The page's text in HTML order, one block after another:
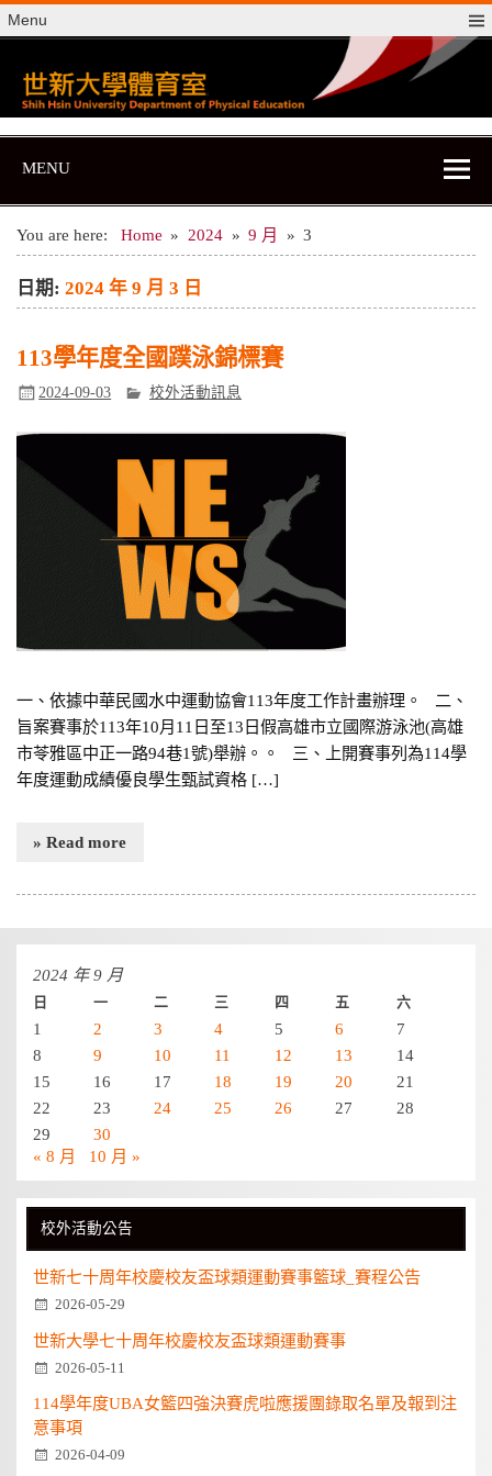
Skip
to
content
Menu
世新大學體育室
世新大學體育室
MENU
You are here: Home 2024 9 月 3
日期:2024 年 9 月 3 日
113學年度全國蹼泳錦標賽
2024-09-03 校外活動訊息
一、依據中華民國水中運動協會113年度工作計畫辦理。 二、
旨案賽事於113年10月11日至13日假高雄市立國際游泳池(高雄
市苓雅區中正一路94巷1號)舉辦。。 三、上開賽事列為114學
年度運動成績優良學生甄試資格 […]
» Read more
2024 年 9 月
日 一 二 三 四 五 六
1 2 3 4 5 6
7
8
9 10 11 12 13
14
15
16 17 18 19 20
21
22
23 24 25 26 27
28
29
30
« 8 月
10 月 »
校外活動公告
世新七十周年校慶校友盃球類運動賽事籃球_賽程公告
2026-05-29
世新大學七十周年校慶校友盃球類運動賽事
2026-05-11
114學年度UBA女籃四強決賽虎啦應援團錄取名單及報到注
意事項
2026-04-09